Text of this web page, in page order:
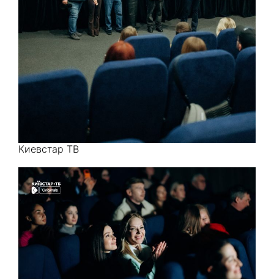
Киевстар ТВ